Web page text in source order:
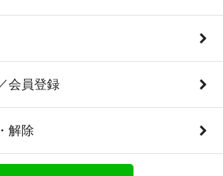
会員登録
解除